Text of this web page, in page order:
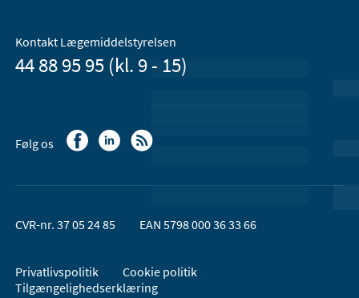
Kontakt Lægemiddelstyrelsen
44 88 95 95 (kl. 9 - 15)
Følg os
CVR-nr. 37 05 24 85 EAN 5798 000 36 33 66
Privatlivspolitik
Cookie politik
Tilgængelighedserklæring